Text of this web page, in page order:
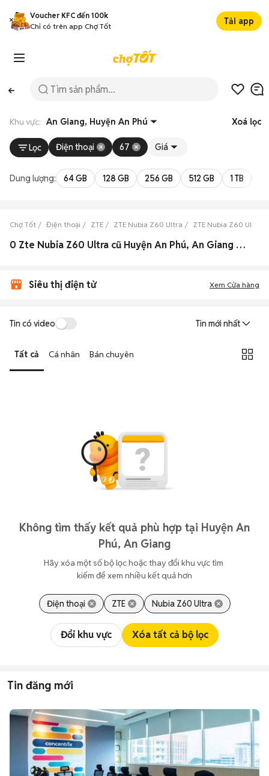
Voucher KFC đến 100k
Chỉ có trên app Chợ Tốt
Tải app
Khu vực: An Giang, Huyện An Phú Xoá lọc
Lọc Điện thoại 67 Giá
Dung lượng: 64 GB 128 GB 256 GB 512 GB 1 TB
Chợ Tốt Điện thoại ZTE ZTE Nubia Z60 Ultra ZTE Nubia Z60 Ultra
0 Zte Nubia Z60 Ultra cũ Huyện An Phú, An Giang đẹp
Siêu thị điện tử Xem Cửa hàng
Tin có video Tin mới nhất
Tất cả Cá nhân Bán chuyên
Không tìm thấy kết quả phù hợp tại Huyện An
Phú, An Giang
Hãy xóa một số bộ lọc hoặc thay đổi khu vực tìm
kiếm để xem nhiều kết quả hơn
Điện thoại ZTE Nubia Z60 Ultra
Đổi khu vực Xóa tất cả bộ lọc
Tin đăng mới